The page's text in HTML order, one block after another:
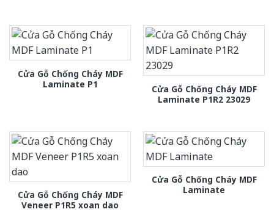
Cửa Gỗ Chống Cháy MDF
Laminate P1
Cửa Gỗ Chống Cháy MDF
Laminate P1R2 23029
Cửa Gỗ Chống Cháy MDF
Veneer P1R5 xoan dao
Cửa Gỗ Chống Cháy MDF
Laminate